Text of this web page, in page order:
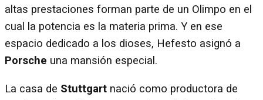
altas prestaciones forman parte de un Olimpo en el
cual la potencia es la materia prima. Y en ese
espacio dedicado a los dioses, Hefesto asignó a
Porsche una mansión especial.
La casa de Stuttgart nació como productora de